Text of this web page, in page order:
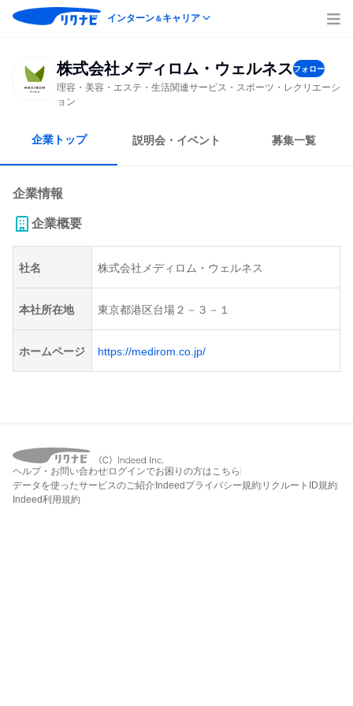
インターン＆キャリア
株式会社メディロム・ウェルネスフォロー
理容・美容・エステ・生活関連サービス・スポーツ・レクリエーシ
ョン
企業トップ 説明会・イベント 募集一覧
企業情報
企業概要
社名 株式会社メディロム・ウェルネス
本社所在地 東京都港区台場２－３－１
ホームページ https://medirom.co.jp/
ヘルプ・お問い合わせ ログインでお困りの方はこちら
データを使ったサービスのご紹介 Indeedプライバシー規約 リクルートID規約
Indeed利用規約